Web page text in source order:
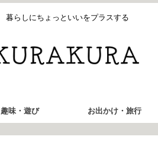
暮らしにちょっといいをプラスする
趣味・遊び お出かけ・旅行